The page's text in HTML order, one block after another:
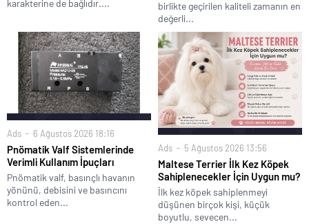
karakterine de bağlıdır....
birlikte geçirilen kaliteli zamanın en
değerli...
Ads 6 Ağustos 2026 18:16
Pnömatik Valf Sistemlerinde
Verimli Kullanım İpuçları
Pnömatik valf, basınçlı havanın
yönünü, debisini ve basıncını
kontrol eden...
Ads 5 Ağustos 2026 13:56
Maltese Terrier İlk Kez Köpek
Sahiplenecekler İçin Uygun mu?
İlk kez köpek sahiplenmeyi
düşünen birçok kişi, küçük
boyutlu, sevecen...